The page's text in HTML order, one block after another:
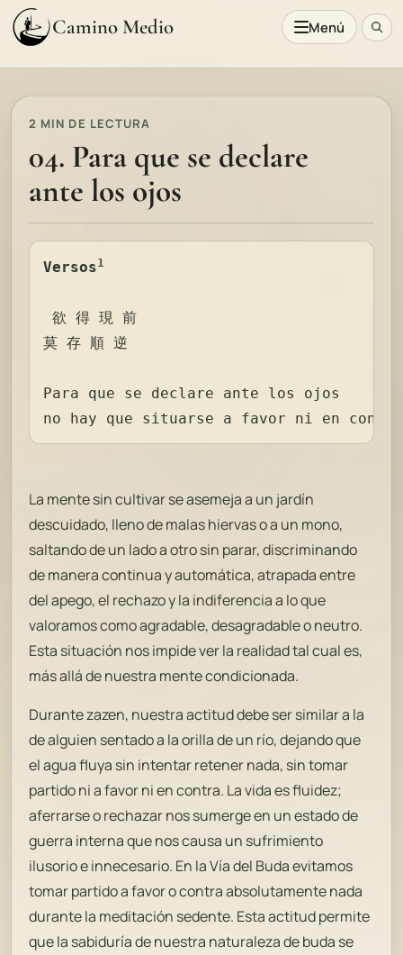
Camino Medio Menú
2 MIN DE LECTURA
04. Para que se declare
ante los ojos
Versos1
欲 得 現 前
莫 存 順 逆
Para que se declare ante los ojos
no hay que situarse a favor ni en
La mente sin cultivar se asemeja a un jardín
descuidado, lleno de malas hiervas o a un mono,
saltando de un lado a otro sin parar, discriminando
de manera continua y automática, atrapada entre
del apego, el rechazo y la indiferencia a lo que
valoramos como agradable, desagradable o neutro.
Esta situación nos impide ver la realidad tal cual es,
más allá de nuestra mente condicionada.
Durante zazen, nuestra actitud debe ser similar a la
de alguien sentado a la orilla de un río, dejando que
el agua fluya sin intentar retener nada, sin tomar
partido ni a favor ni en contra. La vida es fluidez;
aferrarse o rechazar nos sumerge en un estado de
guerra interna que nos causa un sufrimiento
ilusorio e innecesario. En la Vía del Buda evitamos
tomar partido a favor o contra absolutamente nada
durante la meditación sedente. Esta actitud permite
que la sabiduría de nuestra naturaleza de buda se